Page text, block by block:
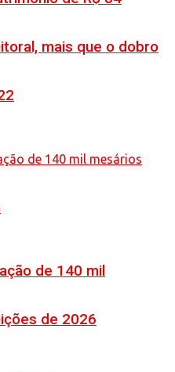
mais que o dobro
de 140 mil
de 2026